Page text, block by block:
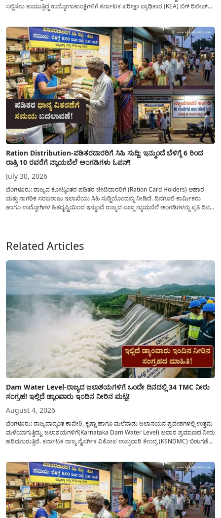
ಸಲ್ಲಿಸಲು ಕಾಯುತ್ತಿದ್ದ ಉದ್ಯೋಗಾಕಾಂಕ್ಷಿಗಳಿಗೆ ಕರ್ನಾಟಕ ಪರೀಕ್ಷಾ ಪ್ರಾಧಿಕಾರ (KEA) ಬಿಗ್ ರಿಲೀಫ್
Ration Distribution-ಪಡಿತರದಾರರಿಗೆ ಸಿಹಿ ಸುದ್ದಿ: ಇನ್ಮುಂದೆ ಬೆಳಿಗ್ಗೆ 6 ರಿಂದ
ರಾತ್ರಿ 10 ರವರೆಗೆ ನ್ಯಾಯಬೆಲೆ ಅಂಗಡಿಗಳು ಓಪನ್!
July 30, 2026
ಬೆಂಗಳೂರು: ರಾಜ್ಯದ ಕೋಟ್ಯಂತರ ಪಡಿತರ ಚೀಟಿದಾರರಿಗೆ (Ration Card Holders) ಆಹಾರ
ಮತ್ತು ನಾಗರಿಕ ಸರಬರಾಜು ಇಲಾಖೆಯು ಸಿಹಿ ಸುದ್ದಿಯೊಂದನ್ನು ನೀಡಿದೆ. ದಿನಗೂಲಿ ಕಾರ್ಮಿಕರು
ಹಾಗೂ ಉದ್ಯೋಗಿಗಳ ಹಿತದೃಷ್ಟಿಯಿಂದ ಇನ್ಮುಂದೆ ರಾಜ್ಯದ ಎಲ್ಲಾ ನ್ಯಾಯಬೆಲೆ ಅಂಗಡಿಗಳನ್ನು ಪ್ರತಿ ದಿನ
Related Articles
Dam Water Level-ರಾಜ್ಯದ ಜಲಾಶಯಗಳಿಗೆ ಒಂದೇ ದಿನದಲ್ಲಿ 34 TMC ನೀರು
ಸಂಗ್ರಹ! ಇಲ್ಲಿದೆ ಡ್ಯಾಂವಾರು ಇಂದಿನ ನೀರಿನ ಮಟ್ಟ!
August 4, 2026
ಬೆಂಗಳೂರು: ರಾಜ್ಯದಾದ್ಯಂತ ಕಾವೇರಿ, ಕೃಷ್ಣಾ ಹಾಗೂ ಮಲೆನಾಡು ಜಲಾನಯನ ಪ್ರದೇಶಗಳಲ್ಲಿ ಉತ್ತಮ
ಮಳೆಯಾಗುತ್ತಿದ್ದು, ಜಲಾಶಯಗಳಿಗೆ(Karnataka Dam Water Level) ಅಪಾರ ಪ್ರಮಾಣದ ನೀರು
ಹರಿದುಬರುತ್ತಿದೆ. ಕರ್ನಾಟಕ ರಾಜ್ಯ ನೈಸರ್ಗಿಕ ವಿಕೋಪ ಉಸ್ತುವಾರಿ ಕೇಂದ್ರ (KSNDMC) ಬಿಡುಗಡೆ